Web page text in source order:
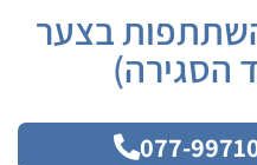
בצער
הסגירה)